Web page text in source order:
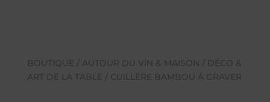
BOUTIQUE / AUTOUR DU VIN & MAISON / DÉCO &
ART DE LA TABLE / CUILLÈRE BAMBOU À GRAVER